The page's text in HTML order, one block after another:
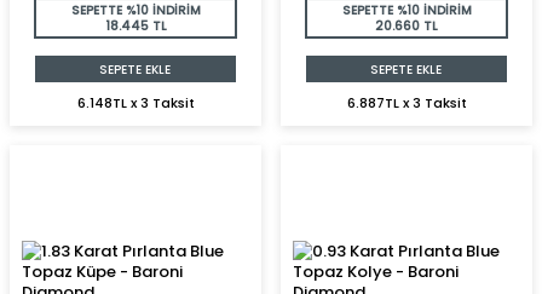
SEPETTE %10 İNDİRİM
18.445 TL
SEPETE EKLE
6.148TL x 3 Taksit
SEPETTE %10 İNDİRİM
20.660 TL
SEPETE EKLE
6.887TL x 3 Taksit